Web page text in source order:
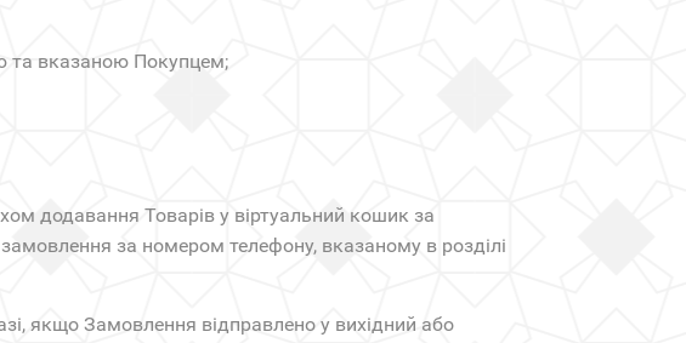
та вказаною Покупцем;
додавання Товарів у віртуальний кошик за
за номером телефону, вказаному в розділі
якщо Замовлення відправлено у вихідний або